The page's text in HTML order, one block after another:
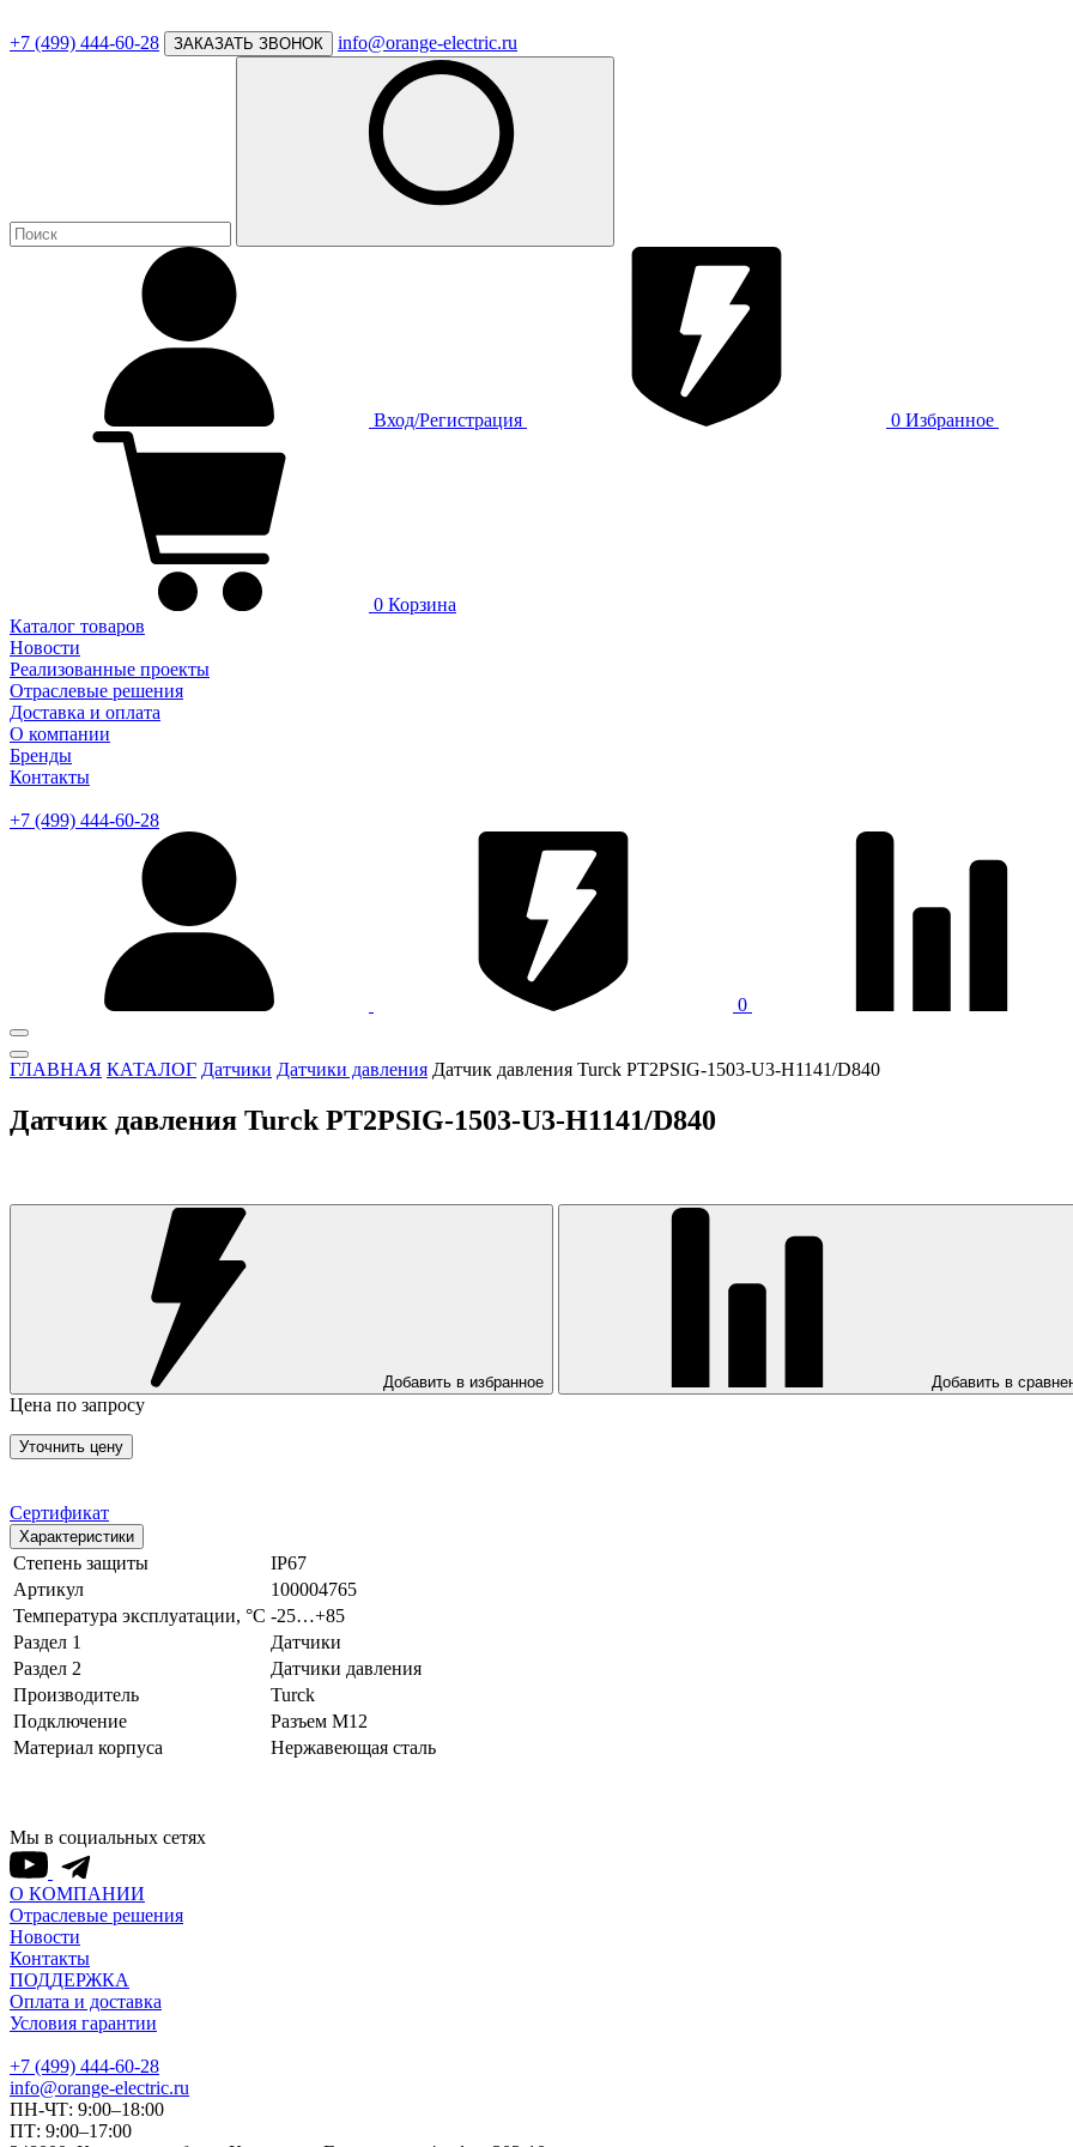
+7 (499) 444-60-28 ЗАКАЗАТЬ ЗВОНОК info@orange-electric.ru
Вход/Регистрация 0 Избранное
0 Корзина
Каталог товаров
Новости
Реализованные проекты
Отраслевые решения
Доставка и оплата
О компании
Бренды
Контакты
+7 (499) 444-60-28
0
ГЛАВНАЯ КАТАЛОГ Датчики Датчики давления Датчик давления Turck PT2PSIG-1503-U3-H1141/D840
Датчик давления Turck PT2PSIG-1503-U3-H1141/D840
Добавить в избранное Добавить в
Цена по запросу
Уточнить цену
Сертификат
Характеристики
Степень защиты
IP67
Артикул
100004765
Температура эксплуатации, °С -25…+85
Раздел 1
Датчики
Раздел 2
Датчики давления
Производитель
Turck
Подключение
Разъем M12
Материал корпуса
Нержавеющая сталь
Мы в социальных сетях
О КОМПАНИИ
Отраслевые решения
Новости
Контакты
ПОДДЕРЖКА
Оплата и доставка
Условия гарантии
+7 (499) 444-60-28
info@orange-electric.ru
ПН-ЧТ: 9:00–18:00
ПТ: 9:00–17:00